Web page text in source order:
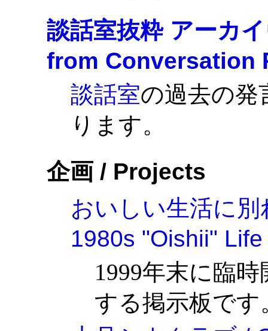
談話室抜粋 アーカ
from Conversation
談話室の過去の発
ります。
企画 / Projects
おいしい生活に
1980s "Oishii" Life
1999年末に臨
する掲示板です